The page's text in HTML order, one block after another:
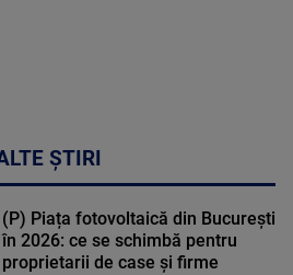
în 2026: ce se schimbă pentru
proprietarii de case și firme